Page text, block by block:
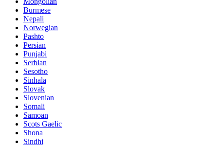
Burmese
Nepali
Norwegian
Pashto
Persian
Punjabi
Serbian
Sesotho
Sinhala
Slovak
Slovenian
Somali
Samoan
Scots Gaelic
Shona
Sindhi